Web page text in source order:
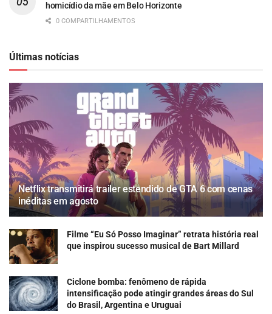
homicídio da mãe em Belo Horizonte
0 COMPARTILHAMENTOS
Últimas notícias
Netflix transmitirá trailer estendido de GTA 6 com cenas
inéditas em agosto
Filme “Eu Só Posso Imaginar” retrata história real
que inspirou sucesso musical de Bart Millard
Ciclone bomba: fenômeno de rápida
intensificação pode atingir grandes áreas do Sul
do Brasil, Argentina e Uruguai